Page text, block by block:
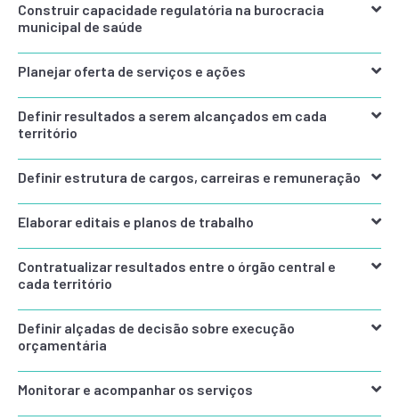
Construir capacidade regulatória na burocracia
municipal de saúde
Planejar oferta de serviços e ações
Definir resultados a serem alcançados em cada
território
Definir estrutura de cargos, carreiras e remuneração
Elaborar editais e planos de trabalho
Contratualizar resultados entre o órgão central e
cada território
Definir alçadas de decisão sobre execução
orçamentária
Monitorar e acompanhar os serviços